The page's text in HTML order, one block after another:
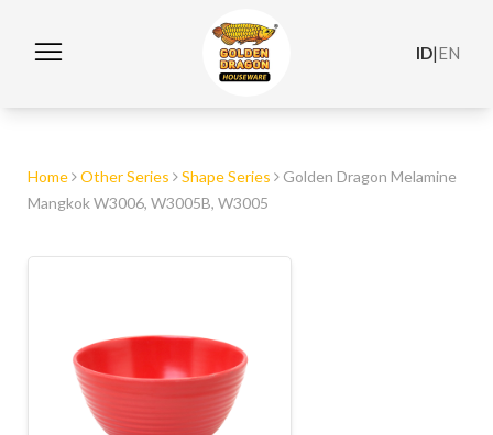
ID|EN
Home Other Series Shape Series
Golden Dragon Melamine
Mangkok W3006, W3005B, W3005